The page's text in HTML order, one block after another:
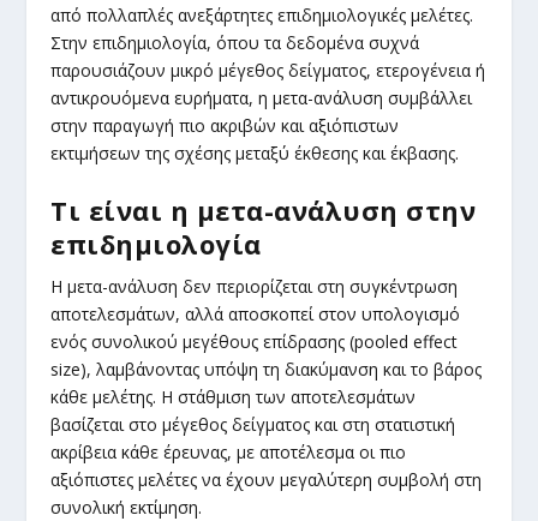
από πολλαπλές ανεξάρτητες επιδημιολογικές μελέτες.
Στην επιδημιολογία, όπου τα δεδομένα συχνά
παρουσιάζουν μικρό μέγεθος δείγματος, ετερογένεια ή
αντικρουόμενα ευρήματα, η μετα-ανάλυση συμβάλλει
στην παραγωγή πιο ακριβών και αξιόπιστων
εκτιμήσεων της σχέσης μεταξύ έκθεσης και έκβασης.
Τι είναι η μετα-ανάλυση στην
επιδημιολογία
Η μετα-ανάλυση δεν περιορίζεται στη συγκέντρωση
αποτελεσμάτων, αλλά αποσκοπεί στον υπολογισμό
ενός συνολικού μεγέθους επίδρασης (pooled effect
size), λαμβάνοντας υπόψη τη διακύμανση και το βάρος
κάθε μελέτης. Η στάθμιση των αποτελεσμάτων
βασίζεται στο μέγεθος δείγματος και στη στατιστική
ακρίβεια κάθε έρευνας, με αποτέλεσμα οι πιο
αξιόπιστες μελέτες να έχουν μεγαλύτερη συμβολή στη
συνολική εκτίμηση.